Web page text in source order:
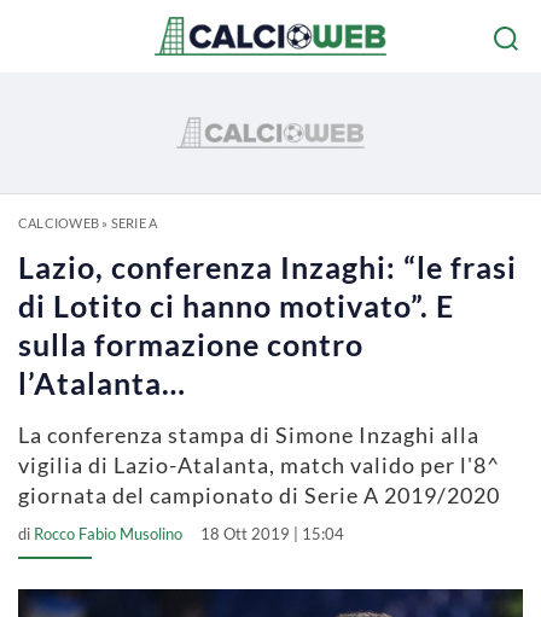
CALCIOWEB» SERIE A
Lazio, conferenza Inzaghi: “le frasi
di Lotito ci hanno motivato”. E
sulla formazione contro
l’Atalanta…
La conferenza stampa di Simone Inzaghi alla
vigilia di Lazio-Atalanta, match valido per l'8^
giornata del campionato di Serie A 2019/2020
di Rocco Fabio Musolino 18 Ott 2019 | 15:04